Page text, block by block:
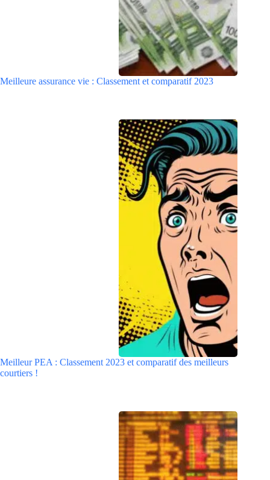
Meilleure assurance vie : Classement et comparatif 2023
Meilleur PEA : Classement 2023 et comparatif des meilleurs
courtiers !